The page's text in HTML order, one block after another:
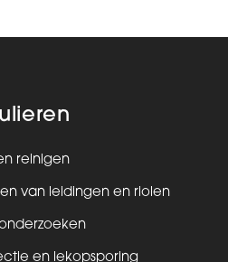
reinigen
van leidingen en riolen
en lekopsporing